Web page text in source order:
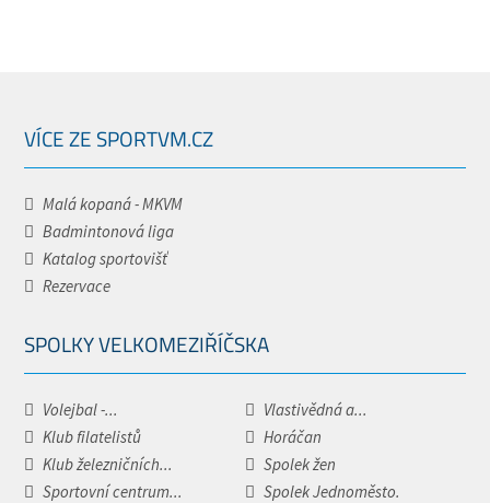
VÍCE ZE SPORTVM.CZ
Malá kopaná - MKVM
Badmintonová liga
Katalog sportovišť
Rezervace
SPOLKY VELKOMEZIŘÍČSKA
Volejbal -...
Vlastivědná a...
Klub filatelistů
Horáčan
Klub železničních...
Spolek žen
Sportovní centrum...
Spolek Jednoměsto.